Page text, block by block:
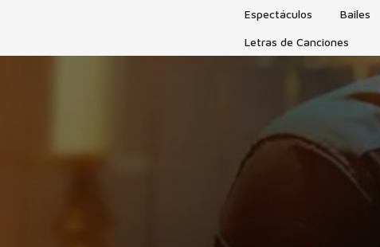
Espectáculos Bailes
Letras de Canciones